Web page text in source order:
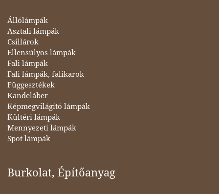
Állólámpák
Asztali lámpák
Csillárok
Ellensúlyos lámpák
Fali lámpák
Fali lámpák, falikarok
Függesztékek
Kandeláber
Képmegvilágító lámpák
Kültéri lámpák
Mennyezeti lámpák
Spot lámpák
Burkolat, Építőanyag